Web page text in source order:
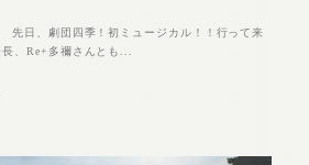
先日、劇団四季！初ミュージカル！！行って来
、Re+多禰さんとも...